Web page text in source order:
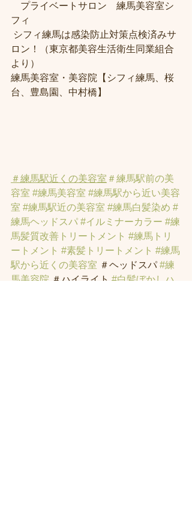
プライベートサロン　練馬美容室シ
フィ
ロン！（東京都美容生活衛生同業組合
より）
練馬美容室・美容院【シフィ練馬、桜
台、豊島園、中村橋】
＃練馬駅近くの美容室 ＃練馬駅前の美
容室 #練馬美容室 #練馬駅から近い美容
室 #練馬駅近の美容室 #練馬白髪染め #
練馬ヘッドスパ #イルミナーカラー #練
馬髪質改善トリートメント #練馬トリ
ートメント #素髪トリートメント #練馬
駅から近くの美容室 ＃ヘッドスパ #練
馬美容院 ＃ハイライト #白髪ぼかしハ